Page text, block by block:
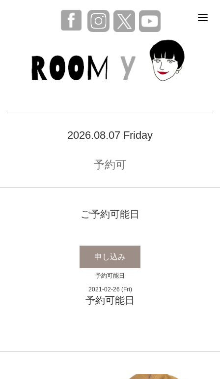
2026.08.07 Friday
予約可
ご予約可能日
申し込み
予約可能日
2021-02-26 (Fri)
予約可能日